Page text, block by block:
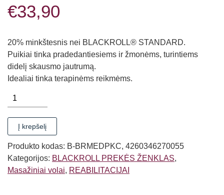
€33,90
20% minkštesnis nei BLACKROLL® STANDARD.
Puikiai tinka pradedantiesiems ir žmonėms, turintiems
didelį skausmo jautrumą.
Idealiai tinka terapinėms reikmėms.
produkto
kiekis:
MASAŽINIS
VOLAS
BLACKROLL®
(MINKŠTAS)
BALTAS/ROŽINIS
Į krepšelį
Produkto kodas: B-BRMEDPKC, 4260346270055
Kategorijos: BLACKROLL PREKĖS ŽENKLAS,
Masažiniai volai, REABILITACIJAI